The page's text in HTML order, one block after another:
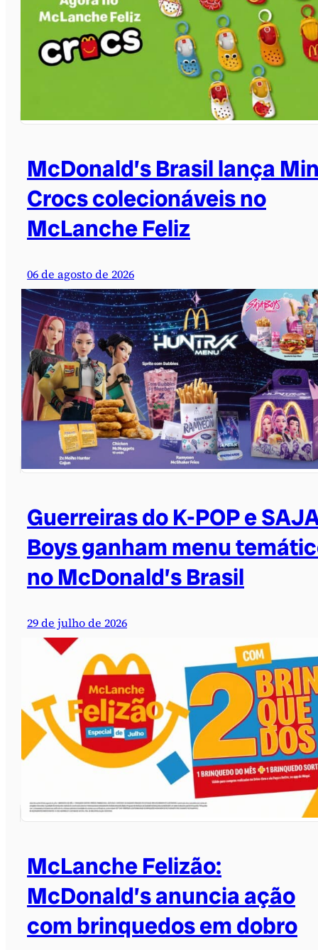
McDonald’s Brasil lança
Crocs colecionáveis no
McLanche Feliz
06 de agosto de 2026
Guerreiras do K-POP e
Boys ganham menu
no McDonald’s Brasil
29 de julho de 2026
McLanche Felizão:
McDonald’s anuncia ação
com brinquedos em dobro